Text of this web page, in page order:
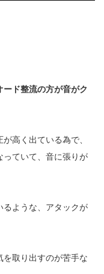
ード整流の方が音がク
高く出ている為で、
っていて、音に張りが
るような、アタックが
を取り出すのが苦手な